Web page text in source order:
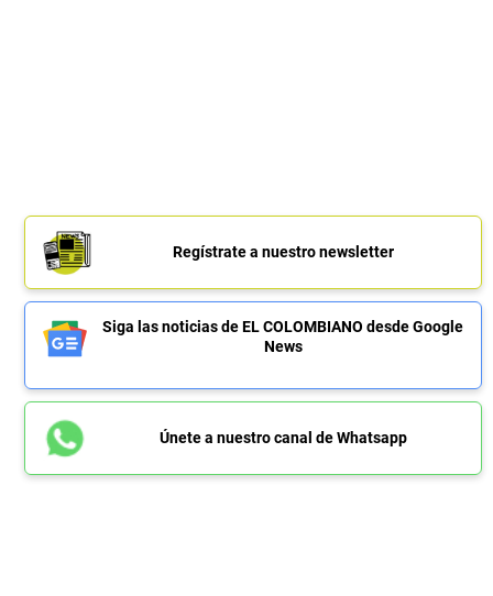
Regístrate a nuestro newsletter
Siga las noticias de EL COLOMBIANO desde Google
News
Únete a nuestro canal de Whatsapp